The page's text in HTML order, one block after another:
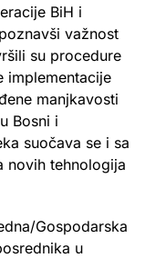
BiH i
važnost
su procedure
implementacije
manjkavosti
Bosni i
suočava se i sa
novih tehnologija
Gospodarska
u